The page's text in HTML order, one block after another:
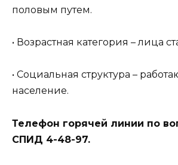
половым путем.
• Возрастная категория – лица
• Социальная структура –
население.
Телефон горячей линии по
СПИД 4-48-97.